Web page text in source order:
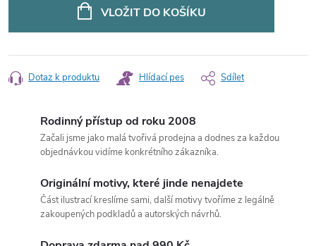
VLOŽIT DO KOŠÍKU
Dotaz k produktu Hlídací pes Sdílet
Rodinný přístup od roku 2008
Začali jsme jako malá tvořivá prodejna a dodnes za každou
objednávkou vidíme konkrétního zákazníka.
Originální motivy, které jinde nenajdete
Část ilustrací kreslíme sami, další motivy tvoříme z legálně
zakoupených podkladů a autorských návrhů.